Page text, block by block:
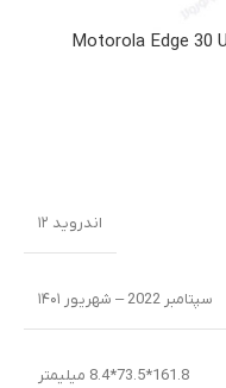
اندروید ۱۲
سپتامبر 2022 – شهریور ۱۴۰۱
161.8*73.5*8.4 میلیمتر